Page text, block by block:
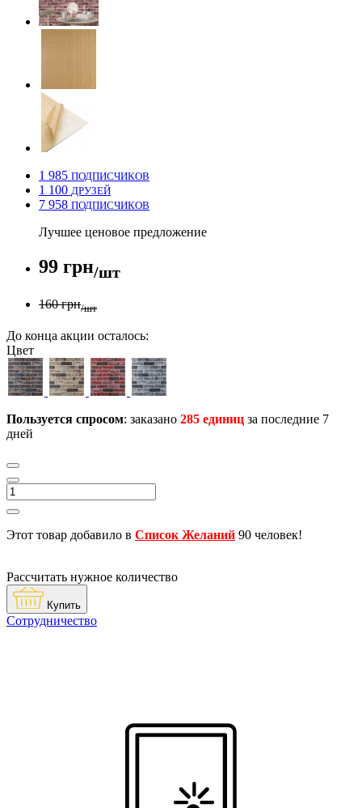
1 985 ПОДПИСЧИКОВ
1 100 ДРУЗЕЙ
7 958 ПОДПИСЧИКОВ
Лучшее ценовое предложение
99 грн/шт
160 грн/шт
До конца акции осталось:
Цвет
Пользуется спросом: заказано 285 единиц за последние 7
дней
Этот товар добавило в Список Желаний 90 человек!
Рассчитать нужное количество
Купить
Сотрудничество